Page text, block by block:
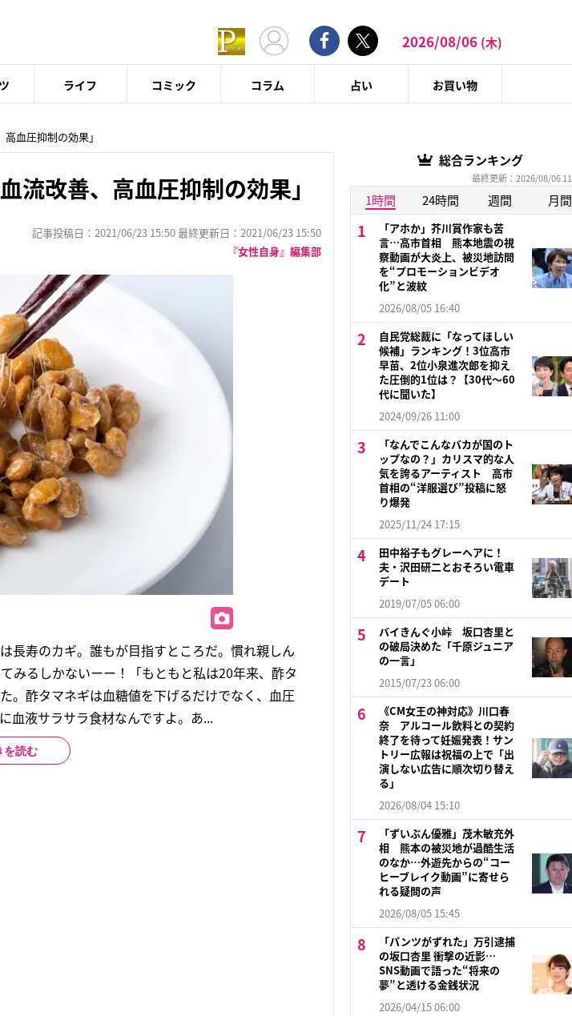
2026/08/06 (木)
ライフ コミック コラム 占い お買い物
血圧抑制の効果」
流改善、高血圧抑制の効果」
記事投稿日：2021/06/23 15:50 最終更新日：2021/06/23 15:50
『女性自身』編集部
長寿のカギ。誰もが目指すところだ。慣れ親しん
みるしかないーー！「もともと私は20年来、酢タ
。酢タマネギは血糖値を下げるだけでなく、血圧
血液サラサラ食材なんですよ。あ...
を読む
総合ランキング
最終更新：2026/08/06
1時間 24時間 週間 月間
「アホか」芥川賞作家も苦
言…高市首相 熊本地震の視
察動画が大炎上、被災地訪問
を“プロモーションビデオ
化”と波紋
2026/08/05 16:40
自民党総裁に「なってほしい
候補」ランキング！3位高市
早苗、2位小泉進次郎を抑え
た圧倒的1位は？【30代〜60
代に聞いた】
2024/09/26 11:00
「なんでこんなバカが国のト
ップなの？」カリスマ的な人
気を誇るアーティスト 高市
首相の“洋服選び”投稿に怒
り爆発
2025/11/24 17:15
田中裕子もグレーヘアに！
夫・沢田研二とおそろい電車
デート
2019/07/05 06:00
バイきんぐ小峠 坂口杏里と
の破局決めた「千原ジュニア
の一言」
2015/07/23 06:00
《CM女王の神対応》川口春
奈 アルコール飲料との契約
終了を待って妊娠発表！サン
トリー広報は祝福の上で「出
演しない広告に順次切り替え
る」
2026/08/04 15:10
「ずいぶん優雅」茂木敏充外
相 熊本の被災地が過酷生活
のなか…外遊先からの“コー
ヒーブレイク動画”に寄せら
れる疑問の声
2026/08/05 15:45
「パンツがずれた」万引逮捕
の坂口杏里 衝撃の近影…
SNS動画で語った“将来の
夢”と透ける金銭状況
2026/04/15 06:00